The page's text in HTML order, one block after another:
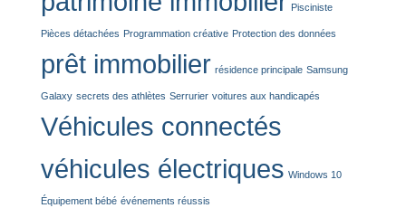
Pisciniste
Pièces détachées Programmation créative Protection des données
prêt immobilier résidence principale Samsung
Galaxy secrets des athlètes Serrurier voitures aux handicapés
Véhicules connectés
véhicules électriques Windows 10
Équipement bébé événements réussis